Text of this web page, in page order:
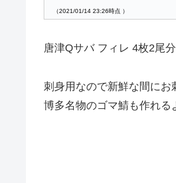
（2021/01/14 23:26時点 ）
唐津Qサバ フィレ 4枚2尾
刺身用なので新鮮な間にお
博多名物のゴマ鯖も作れる